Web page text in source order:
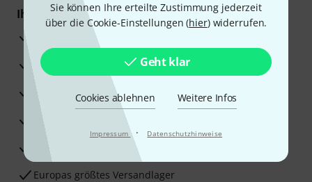
Sie können Ihre erteilte Zustimmung jederzeit
über die Cookie-Einstellungen (hier) widerrufen.
Geht klar
Cookies ablehnen Weitere Infos
Impressum · Datenschutzhinweise
Ihre Vorteile
3 Jahre Thomann Garantie
30 Tage Money-Back-Garantie
Reparaturservice
Beratung durch Fachexperten
Zufriedenheitsgarantie
Europas größtes Versandlager